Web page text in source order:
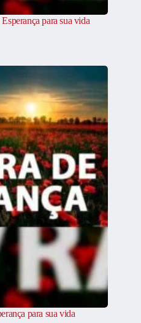
para sua vida
para sua vida